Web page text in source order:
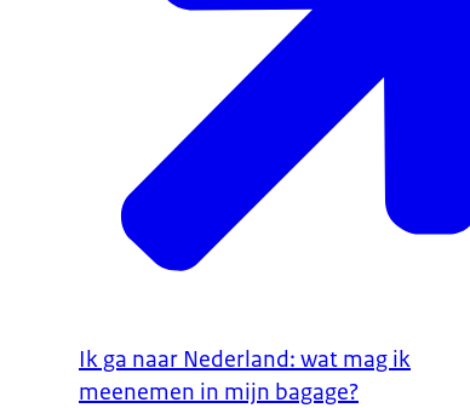
Ik ga naar Nederland: wat mag ik
meenemen in mijn bagage?